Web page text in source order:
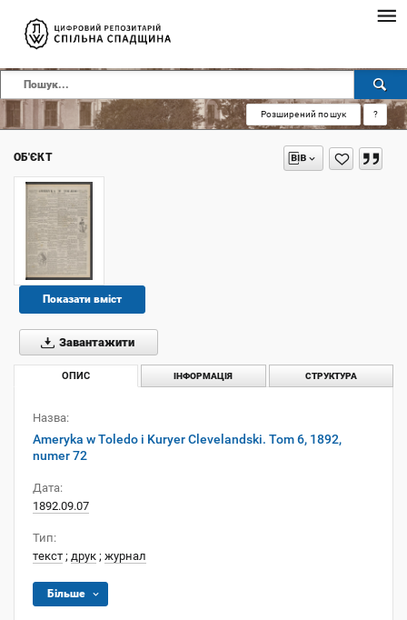
Розширений пошук ?
ОБ'ЄКТ
Показати вміст
Завантажити
ОПИС ІНФОРМАЦІЯ СТРУКТУРА
Назва:
Ameryka w Toledo i Kuryer Clevelandski. Tom 6, 1892,
numer 72
Дата:
1892.09.07
Тип:
текст ; друк ; журнал
Більше